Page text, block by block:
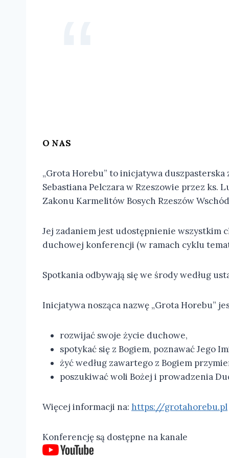
O NAS
„Grota Horebu” to inicjatywa duszpasterska
Sebastiana Pelczara w Rzeszowie przez ks.
Zakonu Karmelitów Bosych Rzeszów
Jej zadaniem jest udostępnienie wszystkim
duchowej konferencji (w ramach cyklu
Spotkania odbywają się we środy według
Inicjatywa nosząca nazwę „Grota Horebu”
rozwijać swoje życie duchowe,
spotykać się z Bogiem, poznawać Jego
żyć według zawartego z Bogiem
poszukiwać woli Bożej i prowadzenia
Więcej informacji na: https://grotahorebu.pl
Konferencję są dostępne na kanale